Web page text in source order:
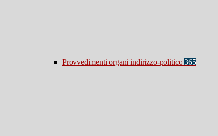
Provvedimenti organi indirizzo-politico 365